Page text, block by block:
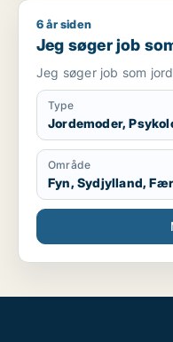
Jeg søger job som
6 år siden
Jeg søger job
Jeg søger job som
Type
Jordemoder,
Område
Fyn, Sydjylland,